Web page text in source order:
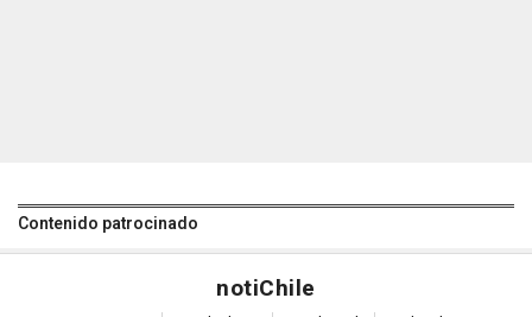
Contenido patrocinado
notiChile